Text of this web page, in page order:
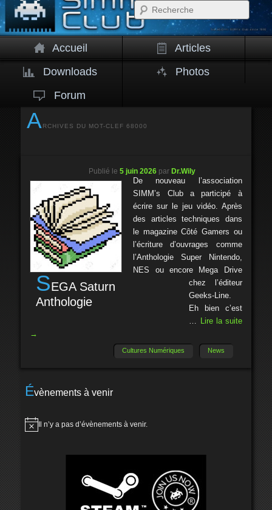
Accueil
Articles
Downloads
Photos
Forum
ARCHIVES DU MOT-CLEF68000
Publié le 5 juin 2026 par Dr.Wily
SEGA Saturn
Anthologie
De nouveau l’association
SIMM’s Club a participé à
écrire sur le jeu vidéo. Après
des articles techniques dans
le magazine Côté Gamers ou
l’écriture d’ouvrages comme
l’Anthologie Super Nintendo,
NES ou encore Mega Drive
chez l’éditeur
Geeks-Line.
Eh bien c’est
… Lire la suite
→
Cultures Numériques News
Évènements à venir
Notice
Il n’y a pas d’évènements à venir.